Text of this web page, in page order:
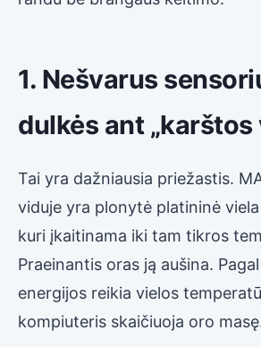
1. Nešvarus
dulkės ant „karštos
Tai yra dažniausia priežastis.
viduje yra plonytė platininė
kuri įkaitinama iki tam tikros
Praeinantis oras ją aušina.
energijos reikia vielos
kompiuteris skaičiuoja oro